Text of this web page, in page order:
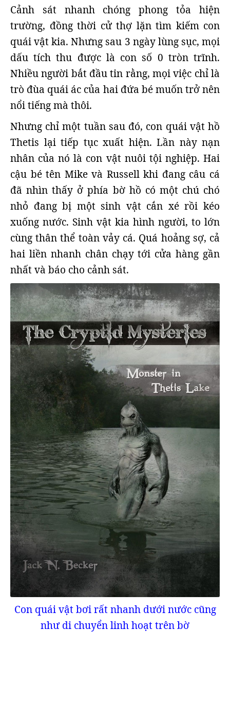
Cảnh sát nhanh chóng phong tỏa hiện
trường, đồng thời cử thợ lặn tìm kiếm con
quái vật kia. Nhưng sau 3 ngày lùng sục, mọi
dấu tích thu được là con số 0 tròn trĩnh.
Nhiều người bắt đầu tin rằng, mọi việc chỉ là
trò đùa quái ác của hai đứa bé muốn trở nên
nổi tiếng mà thôi.
Nhưng chỉ một tuần sau đó, con quái vật hồ
Thetis lại tiếp tục xuất hiện. Lần này nạn
nhân của nó là con vật nuôi tội nghiệp. Hai
cậu bé tên Mike và Russell khi đang câu cá
đã nhìn thấy ở phía bờ hồ có một chú chó
nhỏ đang bị một sinh vật cắn xé rồi kéo
xuống nước. Sinh vật kia hình người, to lớn
cùng thân thể toàn vảy cá. Quá hoảng sợ, cả
hai liền nhanh chân chạy tới cửa hàng gần
nhất và báo cho cảnh sát.
Con quái vật bơi rất nhanh dưới nước cũng
như di chuyển linh hoạt trên bờ